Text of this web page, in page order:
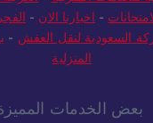
- اخبارنا الان -
السعودية لنقل العفش -
المنزلية
بعض الخدمات